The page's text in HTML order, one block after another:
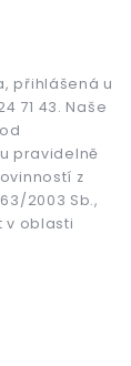
přihlášená u
71 43. Naše
pravidelně
z
2003 Sb.,
v oblasti